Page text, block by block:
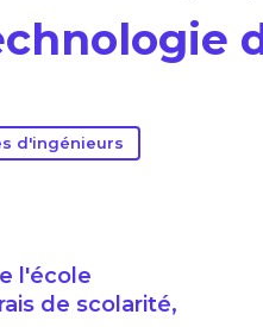
d'ingénieurs
l'école
de scolarité,